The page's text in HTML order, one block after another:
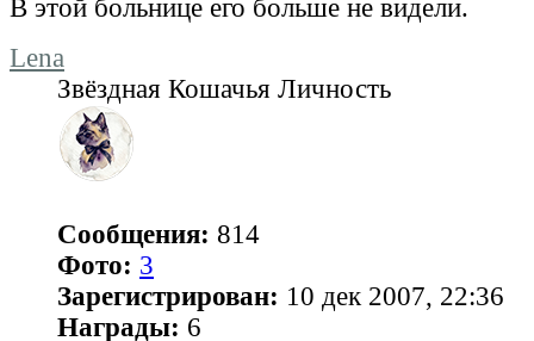
В этой больнице его больше не видели.
Lena
Звёздная Кошачья Личность
Сообщения: 814
Фото: 3
Зарегистрирован: 10 дек 2007, 22:36
Награды: 6